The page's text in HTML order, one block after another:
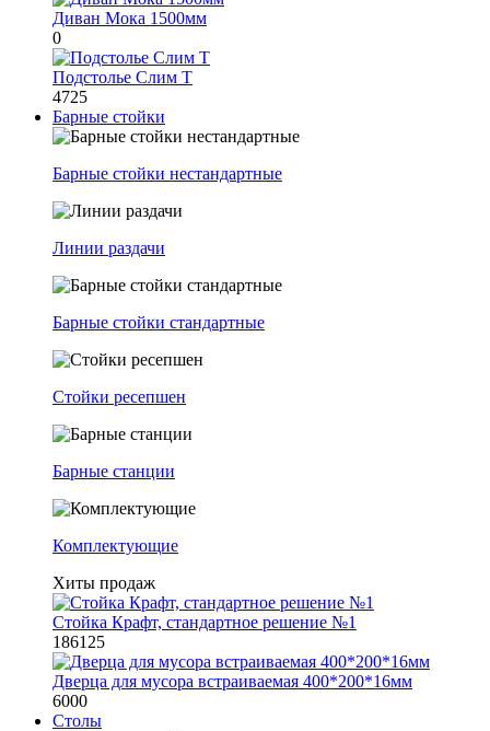
Диван Мока 1500мм
0
Подстолье Слим Т
4725
Барные стойки
Барные стойки нестандартные
Линии раздачи
Барные стойки стандартные
Стойки ресепшен
Барные станции
Комплектующие
Хиты продаж
Стойка Крафт, стандартное решение №1
186125
Дверца для мусора встраиваемая 400*200*16мм
6000
Столы